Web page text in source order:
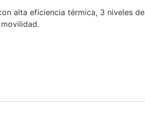
alta eficiencia térmica, 3 niveles de